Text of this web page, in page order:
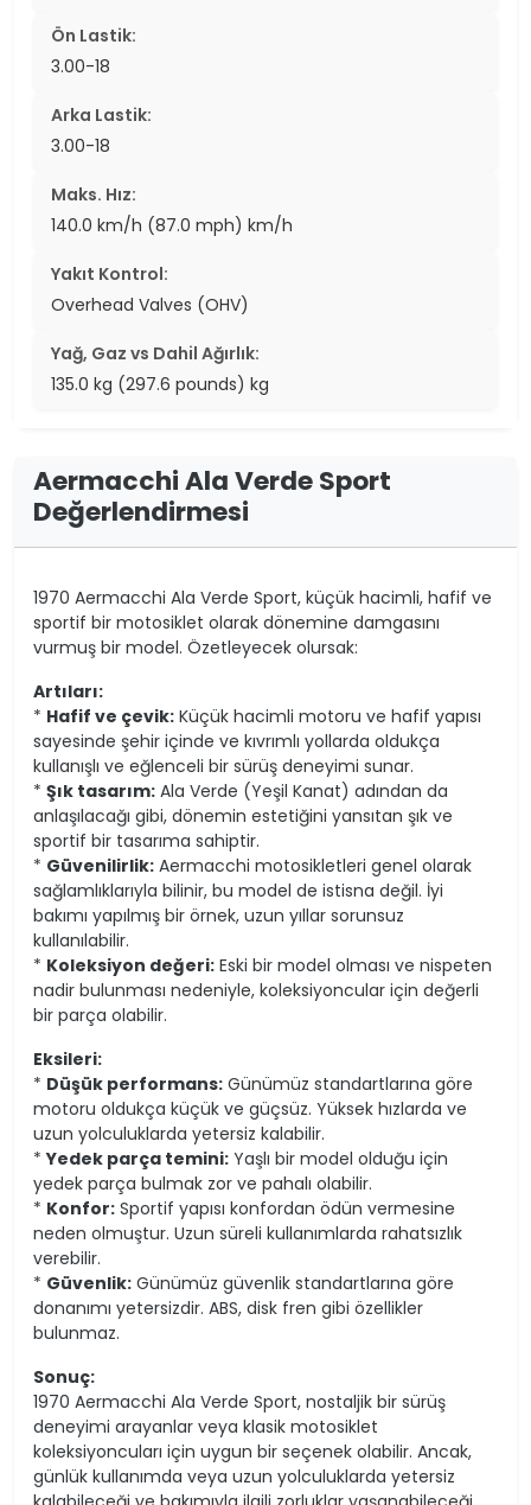
Ön Lastik:
3.00-18
Arka Lastik:
3.00-18
Maks. Hız:
140.0 km/h (87.0 mph) km/h
Yakıt Kontrol:
Overhead Valves (OHV)
Yağ, Gaz vs Dahil Ağırlık:
135.0 kg (297.6 pounds) kg
Aermacchi Ala Verde Sport
Değerlendirmesi
1970 Aermacchi Ala Verde Sport, küçük hacimli, hafif ve
sportif bir motosiklet olarak dönemine damgasını
vurmuş bir model. Özetleyecek olursak:
Artıları:
* Hafif ve çevik: Küçük hacimli motoru ve hafif yapısı
sayesinde şehir içinde ve kıvrımlı yollarda oldukça
kullanışlı ve eğlenceli bir sürüş deneyimi sunar.
* Şık tasarım: Ala Verde (Yeşil Kanat) adından da
anlaşılacağı gibi, dönemin estetiğini yansıtan şık ve
sportif bir tasarıma sahiptir.
* Güvenilirlik: Aermacchi motosikletleri genel olarak
sağlamlıklarıyla bilinir, bu model de istisna değil. İyi
bakımı yapılmış bir örnek, uzun yıllar sorunsuz
kullanılabilir.
* Koleksiyon değeri: Eski bir model olması ve nispeten
nadir bulunması nedeniyle, koleksiyoncular için değerli
bir parça olabilir.
Eksileri:
* Düşük performans: Günümüz standartlarına göre
motoru oldukça küçük ve güçsüz. Yüksek hızlarda ve
uzun yolculuklarda yetersiz kalabilir.
*Yedek parça temini: Yaşlı bir model olduğu için
yedek parça bulmak zor ve pahalı olabilir.
* Konfor: Sportif yapısı konfordan ödün vermesine
neden olmuştur. Uzun süreli kullanımlarda rahatsızlık
verebilir.
* Güvenlik: Günümüz güvenlik standartlarına göre
donanımı yetersizdir. ABS, disk fren gibi özellikler
bulunmaz.
Sonuç:
1970 Aermacchi Ala Verde Sport, nostaljik bir sürüş
deneyimi arayanlar veya klasik motosiklet
koleksiyoncuları için uygun bir seçenek olabilir. Ancak,
günlük kullanımda veya uzun yolculuklarda yetersiz